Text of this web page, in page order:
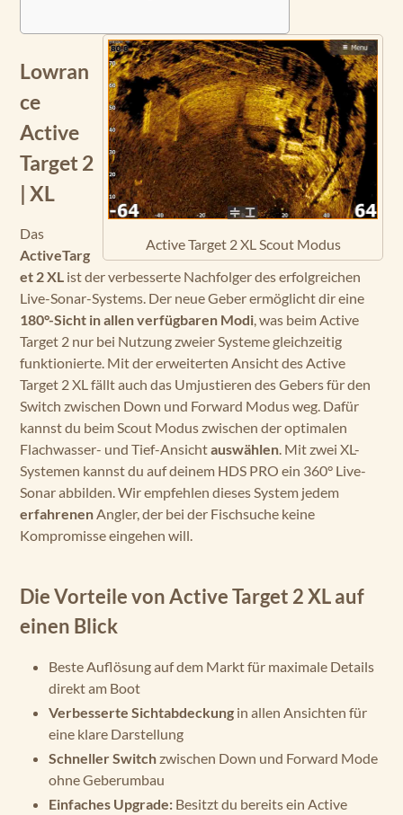
Active Target 2 XL Scout Modus
Lowran
ce
Active
Target 2
| XL
Das
ActiveTarg
et 2 XL ist der verbesserte Nachfolger des erfolgreichen
Live-Sonar-Systems. Der neue Geber ermöglicht dir eine
180°-Sicht in allen verfügbaren Modi , was beim Active
Target 2 nur bei Nutzung zweier Systeme gleichzeitig
funktionierte. Mit der erweiterten Ansicht des Active
Target 2 XL fällt auch das Umjustieren des Gebers für den
Switch zwischen Down und Forward Modus weg. Dafür
kannst du beim Scout Modus zwischen der optimalen
Flachwasser- und Tief-Ansichtauswählen . Mit zwei XL-
Systemen kannst du auf deinem HDS PRO ein 360° Live-
Sonar abbilden. Wir empfehlen dieses System jedem
erfahrenen Angler, der bei der Fischsuche keine
Kompromisse eingehen will.
Die Vorteile von Active Target 2 XL auf
einen Blick
Beste Auflösung auf dem Markt für maximale Details
direkt am Boot
Verbesserte Sichtabdeckung in allen Ansichten für
eine klare Darstellung
Schneller Switchzwischen Down und Forward Mode
ohne Geberumbau
Einfaches Upgrade: Besitzt du bereits ein Active